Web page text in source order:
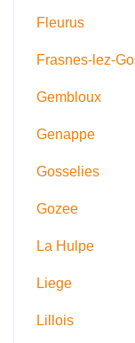
Fleurus
Frasnes-lez-
Gembloux
Genappe
Gosselies
Gozee
La Hulpe
Liege
Lillois